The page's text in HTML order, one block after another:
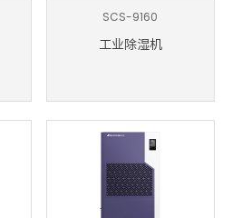
SCS-9160
工业除湿机